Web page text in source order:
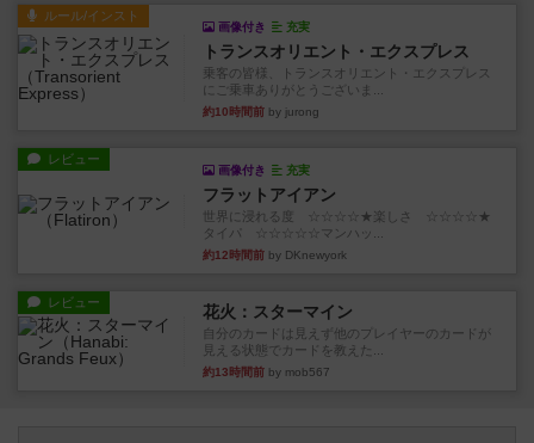
ルール/インスト
画像付き 充実
トランスオリエント・エクスプレス
乗客の皆様、トランスオリエント・エクスプレス
にご乗車ありがとうございま...
約10時間前 by jurong
レビュー
画像付き 充実
フラットアイアン
世界に浸れる度 ☆☆☆☆★楽しさ ☆☆☆☆★
タイパ ☆☆☆☆☆マンハッ...
約12時間前 by DKnewyork
レビュー 花火：スターマイン
自分のカードは見えず他のプレイヤーのカードが
見える状態でカードを教えた...
約13時間前 by mob567